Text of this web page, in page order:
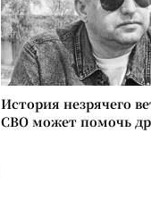
История незрячего
СВО может помочь